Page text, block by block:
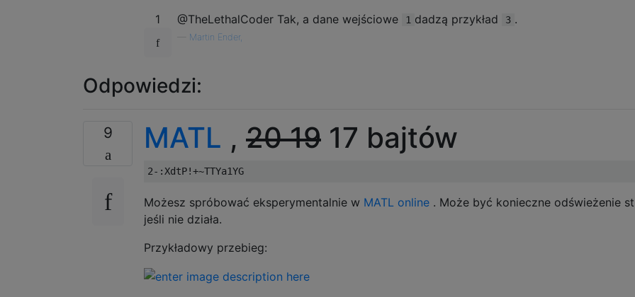
1 @TheLethalCoder Tak, a dane wejściowe 1 dadzą przykład 3 .
Martin Ender,
Odpowiedzi:
9 MATL , 2019 17 bajtów
Możesz spróbować eksperymentalnie w MATL online . Może być konieczne odświeżenie
jeśli nie działa.
Przykładowy przebieg: